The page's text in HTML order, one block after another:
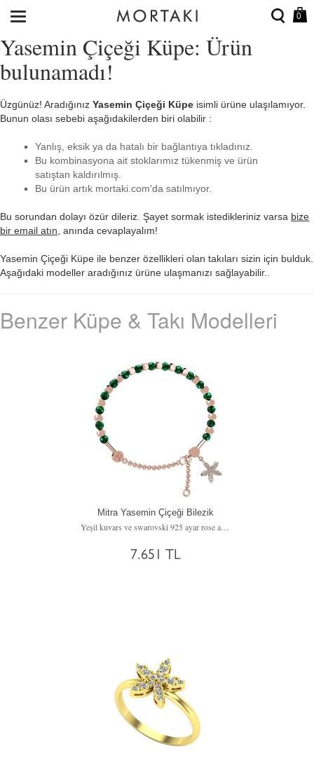
0
Yasemin Çiçeği Küpe: Ürün
bulunamadı!
Üzgünüz! Aradığınız Yasemin Çiçeği Küpe isimli ürüne ulaşılamıyor.
Bunun olası sebebi aşağıdakilerden biri olabilir :
Yanlış, eksik ya da hatalı bir bağlantıya tıkladınız.
Bu kombinasyona ait stoklarımız tükenmiş ve ürün
satıştan kaldırılmış.
Bu ürün artık mortaki.com'da satılmıyor.
Bu sorundan dolayı özür dileriz. Şayet sormak istedikleriniz varsa bize
bir email atın , anında cevaplayalım!
Yasemin Çiçeği Küpe ile benzer özellikleri olan takıları sizin için bulduk.
Aşağıdaki modeller aradığınız ürüne ulaşmanızı sağlayabilir..
Benzer Küpe & Takı Modelleri
Mitra Yasemin Çiçeği Bilezik
Yeşil kuvars ve swarovski 925 ayar rose altın kaplama gümüş bilezik
7.651 TL